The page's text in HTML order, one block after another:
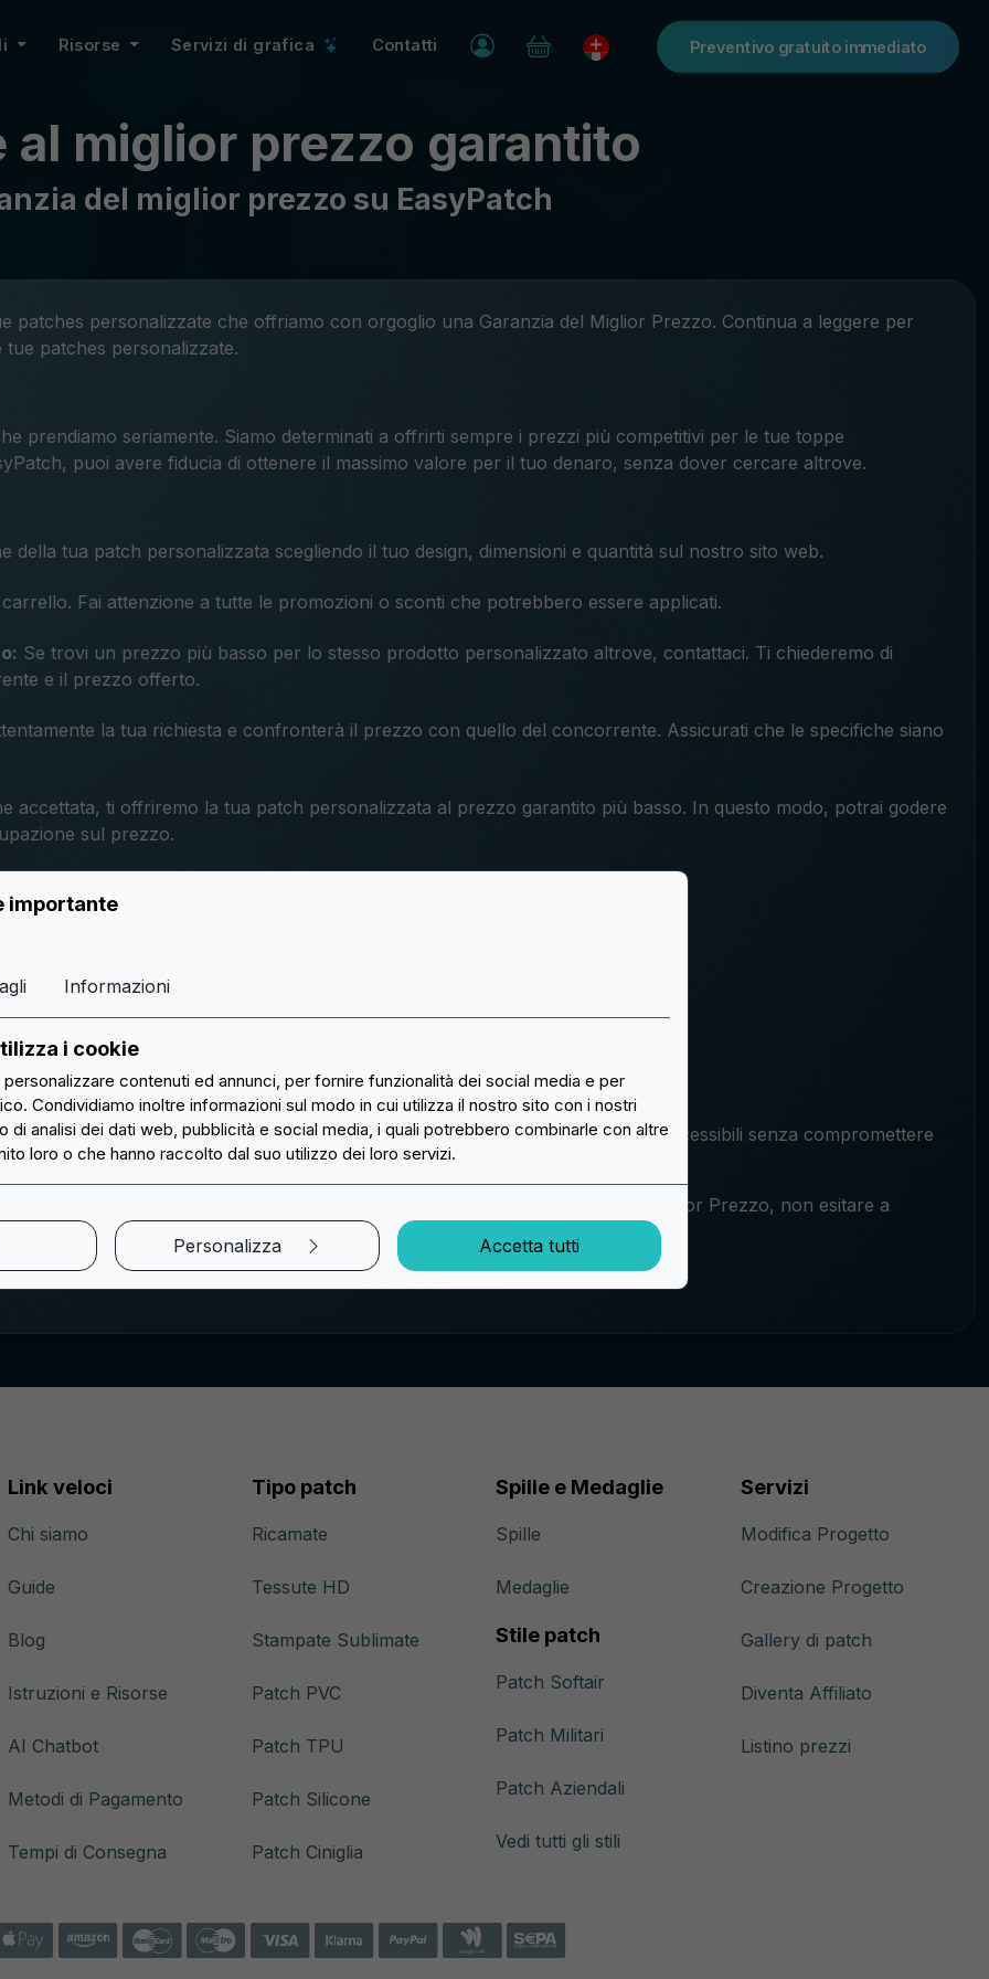
Risorse Servizi di grafica Contatti Preventivo gratuito immediato
al miglior prezzo garantito
del miglior prezzo su EasyPatch
patches personalizzate che offriamo con orgoglio una Garanzia del Miglior Prezzo. Continua a leggere per
patches personalizzate.
prendiamo seriamente. Siamo determinati a offrirti sempre i prezzi più competitivi per le tue toppe
puoi avere fiducia di ottenere il massimo valore per il tuo denaro, senza dover cercare altrove.
della tua patch personalizzata scegliendo il tuo design, dimensioni e quantità sul nostro sito web.
Fai attenzione a tutte le promozioni o sconti che potrebbero essere applicati.
Se trovi un prezzo più basso per lo stesso prodotto personalizzato altrove, contattaci. Ti chiederemo di
e il prezzo offerto.
la tua richiesta e confronterà il prezzo con quello del concorrente. Assicurati che le specifiche siano
accettata, ti offriremo la tua patch personalizzata al prezzo garantito più basso. In questo modo, potrai godere
sul prezzo.
personalizzati con specifiche identiche o comparabili.
di validità dell'offerta concorrente.
tempo limitato o sconti riservati ai membri di programmi fedeltà.
i requisiti specifici della nostra politica di Garanzia del Miglior Prezzo.
per la soddisfazione dei clienti e la creazione di toppe personalizzate accessibili senza compromettere
risparmiando allo stesso tempo.
personalizzate. Se hai domande o desideri richiedere la Garanzia del Miglior Prezzo, non esitare a
valore per le tue patches personalizzate.
di alta qualità a prezzi imbattibili.
Link veloci
Chi siamo
Guide
Blog
Istruzioni e Risorse
AI Chatbot
Metodi di Pagamento
Tempi di Consegna
Tipo patch
Ricamate
Tessute HD
Stampate Sublimate
Patch PVC
Patch TPU
Patch Silicone
Patch Ciniglia
Spille e Medaglie
Spille
Medaglie
Stile patch
Patch Softair
Patch Militari
Patch Aziendali
Vedi tutti gli stili
Servizi
Modifica Progetto
Creazione Progetto
Gallery di patch
Diventa Affiliato
Listino prezzi
importante
Informazioni
i cookie
contenuti ed annunci, per fornire funzionalità dei social media e per
Condividiamo inoltre informazioni sul modo in cui utilizza il nostro sito con i nostri
di analisi dei dati web, pubblicità e social media, i quali potrebbero combinarle con altre
loro o che hanno raccolto dal suo utilizzo dei loro servizi.
Accetta tutti
Personalizza